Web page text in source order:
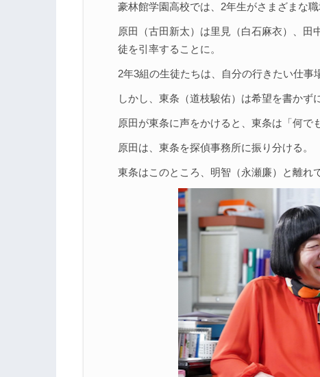
2.6東条（道枝駿佑）と若林（長尾謙杜）
3. 『俺のスカート、どこ行った？』第4話ま
豪林館学園高校では、2年生がさまざまな
原田（古田新太）は里見（白石麻衣）、
徒を引率することに。
2年3組の生徒たちは、自分の行きたい仕事
しかし、東条（道枝駿佑）は希望を書かず
原田が東条に声をかけると、東条は「何で
原田は、東条を探偵事務所に振り分ける。
東条はこのところ、明智（永瀬廉）と離れ